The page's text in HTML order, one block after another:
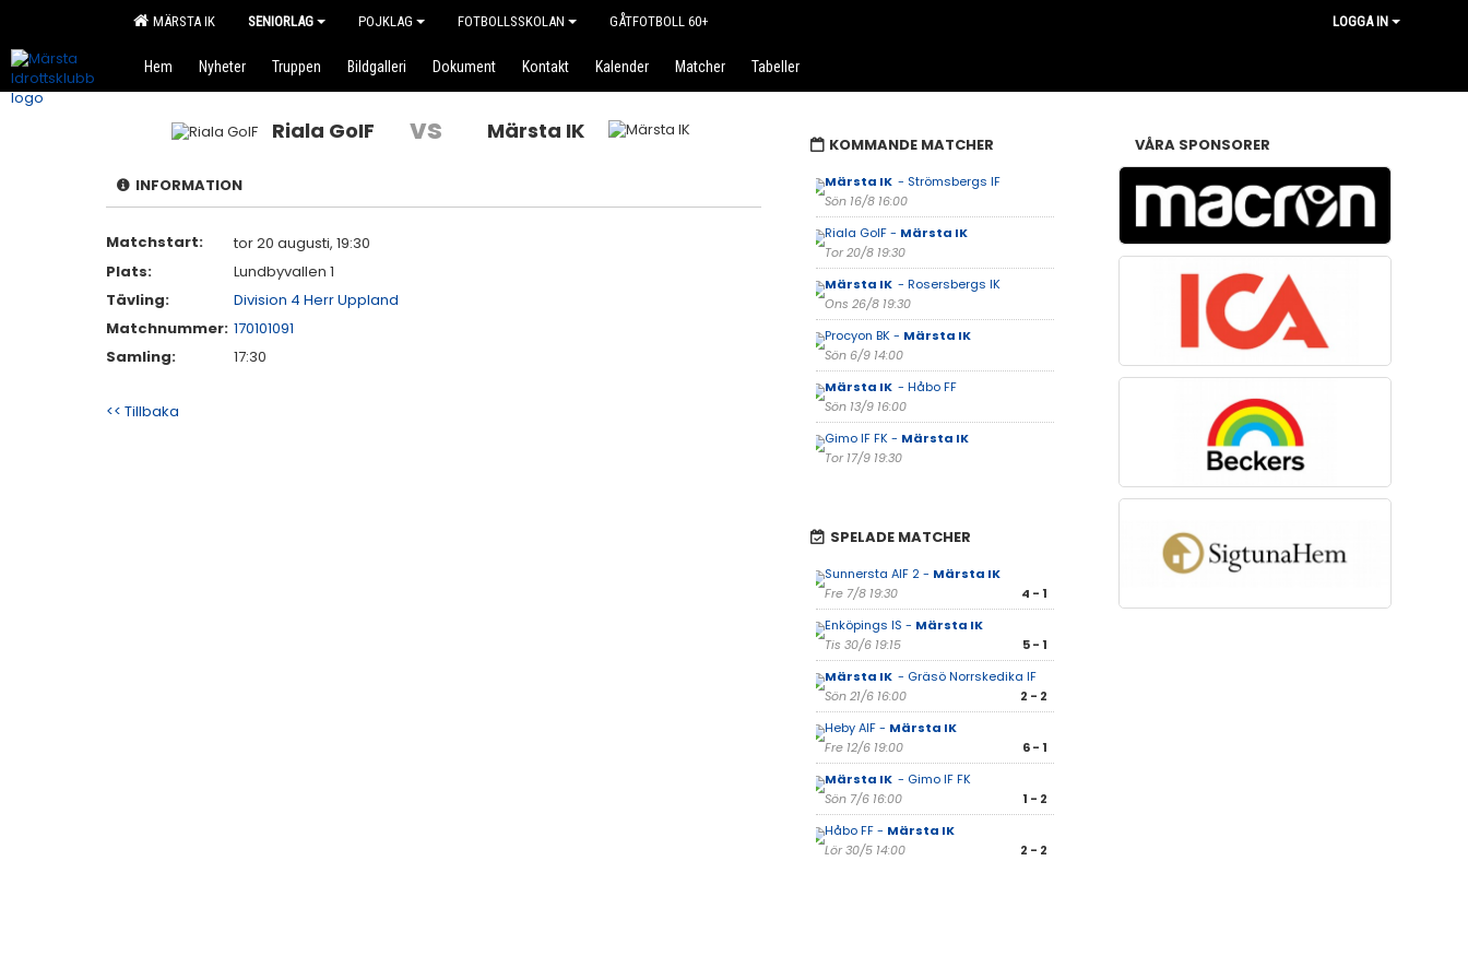
MÄRSTA IK SENIORLAG POJKLAG FOTBOLLSSKOLAN GÅTFOTBOLL 60+ LOGGA IN
Hem Nyheter Truppen Bildgalleri Dokument Kontakt Kalender Matcher Tabeller
Riala GoIF vs Märsta IK
INFORMATION
Matchstart:
tor 20 augusti, 19:30
Plats:
Lundbyvallen 1
Tävling:
Division 4 Herr Uppland
Matchnummer: 170101091
Samling:
17:30
<< Tillbaka
KOMMANDE MATCHER
Märsta IK - Strömsbergs IF
Sön 16/8 16:00
Riala GoIF - Märsta IK
Tor 20/8 19:30
Märsta IK - Rosersbergs IK
Ons 26/8 19:30
Procyon BK - Märsta IK
Sön 6/9 14:00
Märsta IK - Håbo FF
Sön 13/9 16:00
Gimo IF FK - Märsta IK
Tor 17/9 19:30
SPELADE MATCHER
Sunnersta AIF 2 - Märsta IK
Fre 7/8 19:30
4 - 1
Enköpings IS - Märsta IK
Tis 30/6 19:15
5 - 1
Märsta IK - Gräsö Norrskedika IF
Sön 21/6 16:00
2 - 2
Heby AIF - Märsta IK
Fre 12/6 19:00
6 - 1
Märsta IK - Gimo IF FK
Sön 7/6 16:00
1 - 2
Håbo FF - Märsta IK
Lör 30/5 14:00
2 - 2
VÅRA SPONSORER